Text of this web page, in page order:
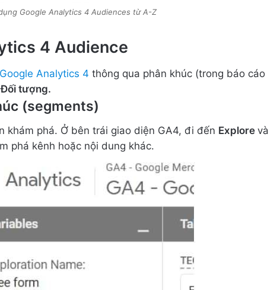
Google Analytics 4 Audiences từ A-Z
4 Audience
Google Analytics 4 thông qua phân khúc (trong báo cáo
Đối tượng.
(segments)
khám phá. Ở bên trái giao diện GA4, đi đến Explore và
phá kênh hoặc nội dung khác.